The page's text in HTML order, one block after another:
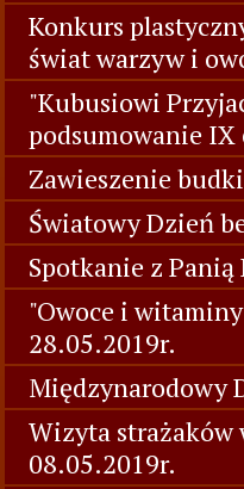
Konkurs
świat warzyw i
"Kubusiowi
podsumowanie IX
Zawieszenie
Światowy Dzień
Spotkanie z
"Owoce i
28.05.2019r.
Międzynarodowy
Wizyta strażaków
08.05.2019r.